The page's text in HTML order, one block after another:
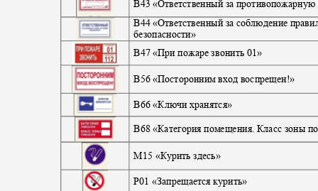
B43 «Ответственный за
B44 «Ответственный за соблюдение
безопасности»
B47 «При пожаре звонить 01»
B56 «Посторонним вход воспрещен!»
B66 «Ключи хранятся»
B68 «Категория помещения. Класс зоны
M15 «Курить здесь»
P01 «Запрещается курить»